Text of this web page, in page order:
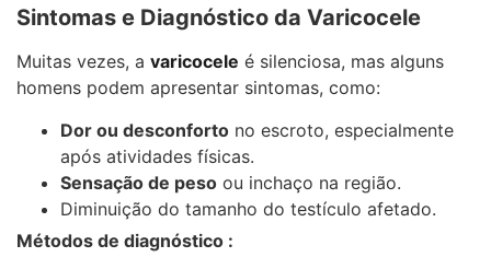
Sintomas e Diagnóstico da Varicocele
Muitas vezes, a varicocele é silenciosa, mas alguns
homens podem apresentar sintomas, como:
Dor ou desconforto no escroto, especialmente
após atividades físicas.
Sensação de peso ou inchaço na região.
Diminuição do tamanho do testículo afetado.
Métodos de diagnóstico :